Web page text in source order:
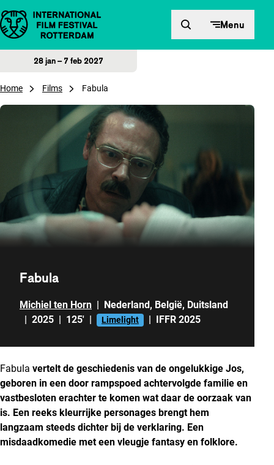
Direct naar inhoud Menu
28 jan – 7 feb 2027
Home Films Fabula
Fabula
Michiel ten Horn | Nederland, België, Duitsland
| 2025 | 125' | Limelight | IFFR 2025
Fabula vertelt de geschiedenis van de ongelukkige Jos,
geboren in een door rampspoed achtervolgde familie en
vastbesloten erachter te komen wat daar de oorzaak van
is. Een reeks kleurrijke personages brengt hem
langzaam steeds dichter bij de verklaring. Een
misdaadkomedie met een vleugje fantasy en folklore.